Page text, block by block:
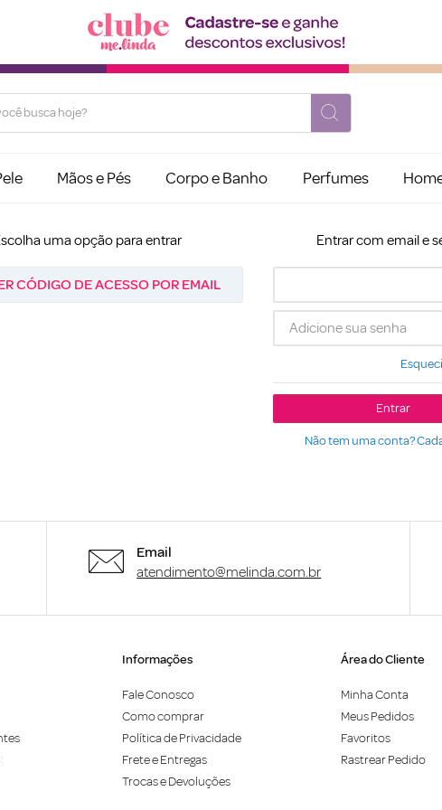
busca hoje?
Mãos e Pés Corpo e Banho Perfumes
uma opção para entrar
CÓDIGO DE ACESSO POR EMAIL
Entrar com email e
Entrar
Não tem uma conta?
Email
atendimento@melinda.com.br
Informações
Fale Conosco
Como comprar
Política de Privacidade
Frete e Entregas
Trocas e Devoluções
Área do Cliente
Minha Conta
Meus Pedidos
Favoritos
Rastrear Pedido